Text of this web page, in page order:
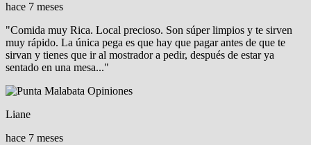
hace 7 meses
"Comida muy Rica. Local precioso. Son súper limpios y te sirven
muy rápido. La única pega es que hay que pagar antes de que te
sirvan y tienes que ir al mostrador a pedir, después de estar ya
sentado en una mesa..."
Liane
hace 7 meses